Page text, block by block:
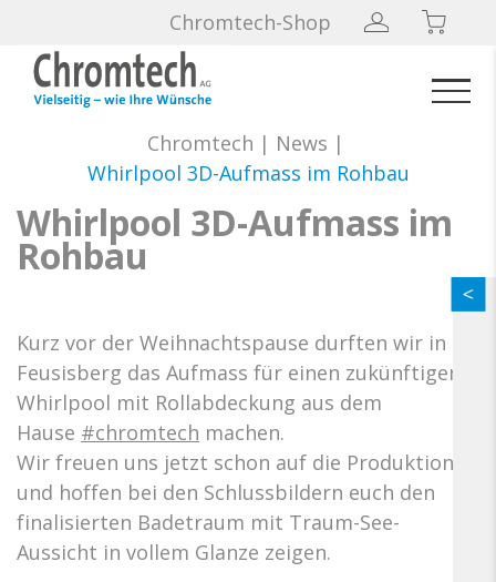
Chromtech-Shop
Chromtech | News |
Whirlpool 3D-Aufmass im Rohbau
Whirlpool 3D-Aufmass im
Rohbau
Kurz vor der Weihnachtspause durften wir in
Feusisberg das Aufmass für einen zukünftigen
Whirlpool mit Rollabdeckung aus dem
Hause #chromtech machen.
Wir freuen uns jetzt schon auf die Produktion
und hoffen bei den Schlussbildern euch den
finalisierten Badetraum mit Traum-See-
Aussicht in vollem Glanze zeigen.